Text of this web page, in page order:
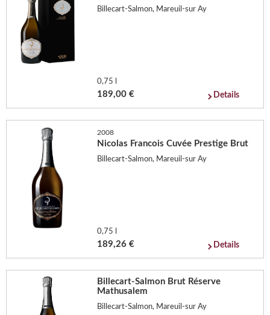
Billecart-Salmon, Mareuil-sur Ay
0,75 l
189,00 € Details
2008
Nicolas Francois Cuvée Prestige Brut
Billecart-Salmon, Mareuil-sur Ay
0,75 l
189,26 € Details
Billecart-Salmon Brut Réserve
Mathusalem
Billecart-Salmon, Mareuil-sur Ay